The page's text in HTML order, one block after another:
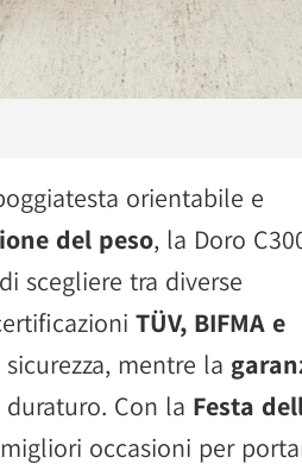
orientabile e
del peso, la Doro
scegliere tra diverse
TÜV, BIFMA e
mentre la
Con la Festa
occasioni per